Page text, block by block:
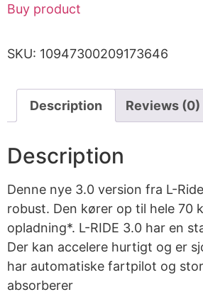
Buy product
SKU: 10947300209173646
Description Reviews (0)
Description
Denne nye 3.0 version fra L-
robust. Den kører op til hele 70
opladning*. L-RIDE 3.0 har en
Der kan accelere hurtigt og er
har automatiske fartpilot og
absorberer